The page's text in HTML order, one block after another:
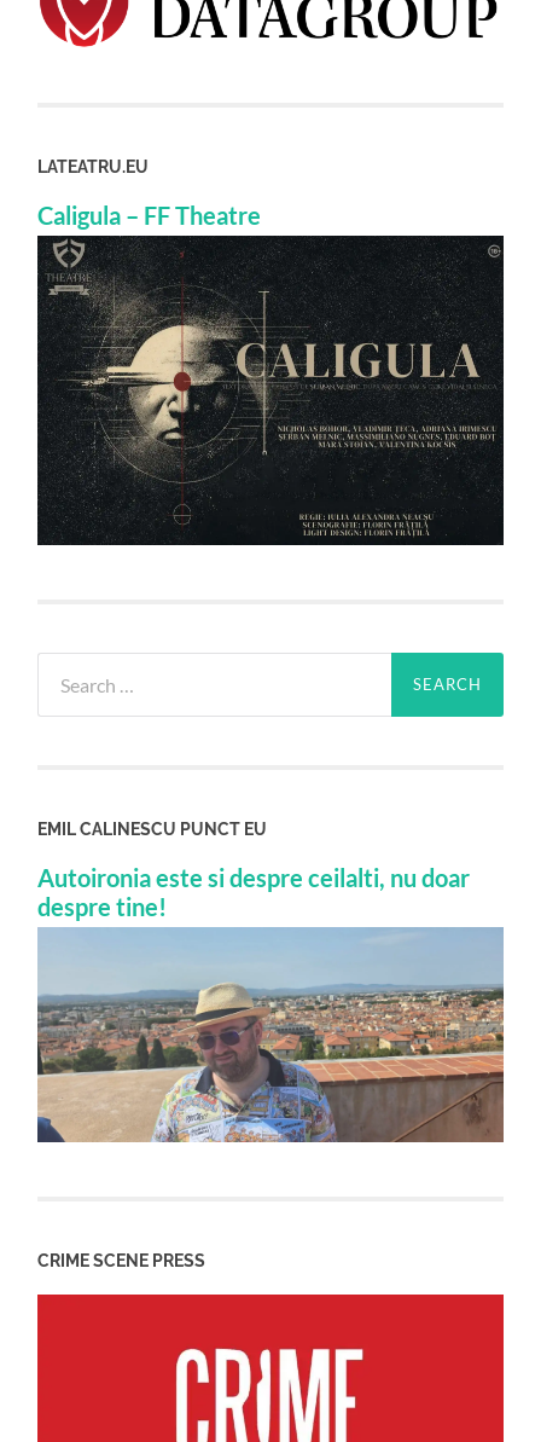
LATEATRU.EU
Caligula – FF Theatre
for:
EMIL CALINESCU PUNCT EU
Autoironia este si despre ceilalti, nu doar
despre tine!
CRIME SCENE PRESS